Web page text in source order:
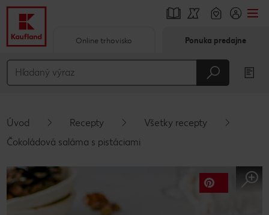
Hlavný obsah
Vyskakovací bočný panel
Online trhovisko Ponuka predajne
Úvod Recepty
Všetky recepty
Čokoládová saláma s pistáciami